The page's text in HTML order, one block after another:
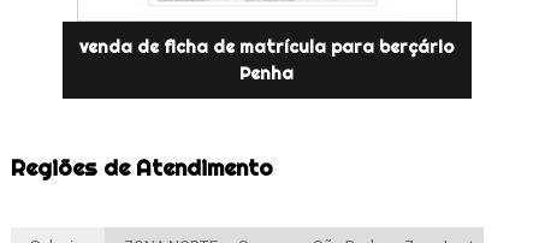
venda de ficha de matrícula para berçário
Penha
Regiões de Atendimento